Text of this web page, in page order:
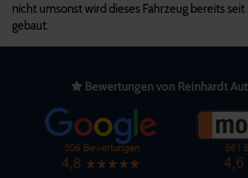
nicht umsonst wird dieses Fahrzeug bereits
gebaut.
Bewertungen von Reinhardt